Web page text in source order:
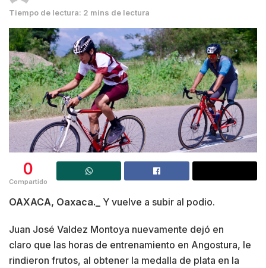
Tiempo de lectura: 2 mins de lectura
0
Compartido
OAXACA, Oaxaca._ Y vuelve a subir al podio.
Juan José Valdez Montoya nuevamente dejó en
claro que las horas de entrenamiento en Angostura, le
rindieron frutos, al obtener la medalla de plata en la